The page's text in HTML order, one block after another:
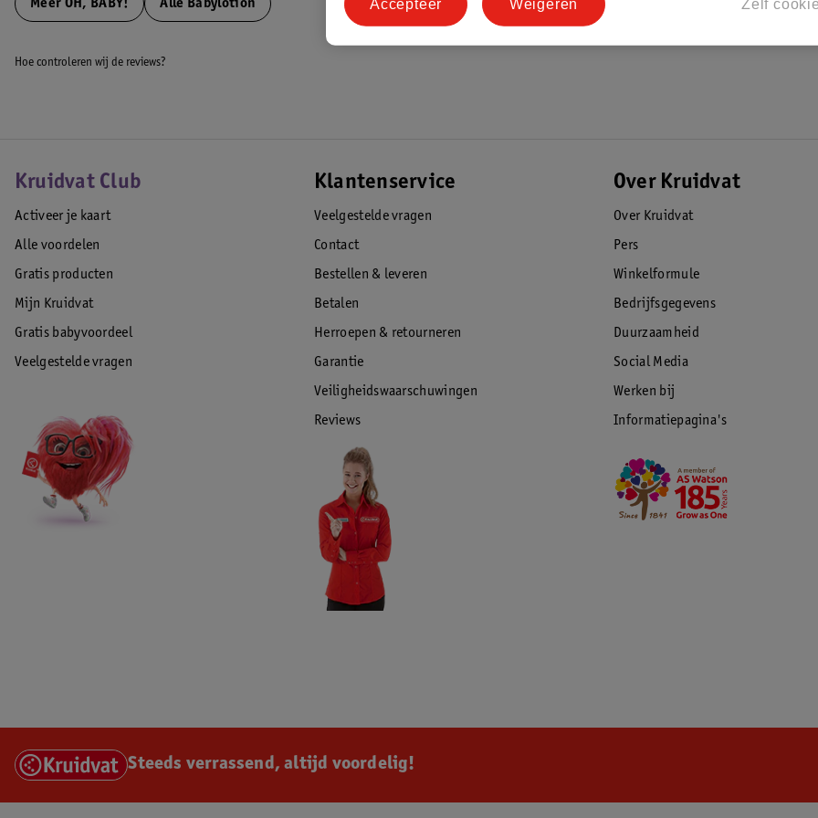
Meer OH, BABY! Alle Babylotion
Hoe controleren wij de reviews?
Kruidvat Club
Activeer je kaart
Alle voordelen
Gratis producten
Mijn Kruidvat
Gratis babyvoordeel
Veelgestelde vragen
Klantenservice
Veelgestelde vragen
Contact
Bestellen & leveren
Betalen
Herroepen & retourneren
Garantie
Veiligheidswaarschuwingen
Reviews
Over Kruidvat
Over Kruidvat
Pers
Winkelformule
Bedrijfsgegevens
Duurzaamheid
Social Media
Werken bij
Informatiepagina's
Steeds verrassend, altijd voordelig!
Zelf
Weigeren
Accepteer